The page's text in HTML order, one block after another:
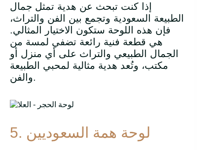
إذا كنت تبحث عن هدية تمثل جمال
الطبيعة السعودية وتجمع بين الفن والتراث،
فإن هذه اللوحة ستكون الاختيار المثالي.
هي قطعة فنية رائعة تضفي لمسة من
الجمال الطبيعي والتراث على أي منزل أو
مكتب، وتُعد هدية مثالية لمحبي الطبيعة
والفن.
5. لوحة همة السعوديين